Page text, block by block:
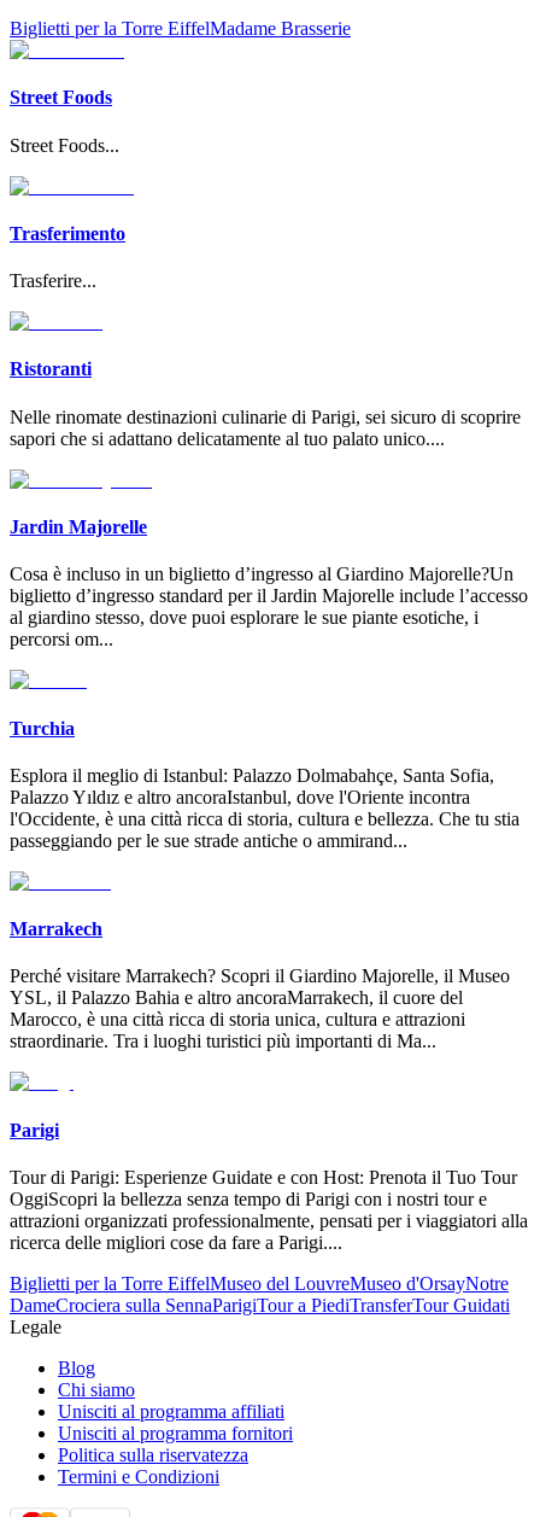
Biglietti per la Torre EiffelMadame Brasserie
Street Foods
Street Foods...
Trasferimento
Trasferire...
Ristoranti
Nelle rinomate destinazioni culinarie di Parigi, sei sicuro di scoprire
sapori che si adattano delicatamente al tuo palato unico....
Jardin Majorelle
Cosa è incluso in un biglietto d’ingresso al Giardino Majorelle?Un
biglietto d’ingresso standard per il Jardin Majorelle include l’accesso
al giardino stesso, dove puoi esplorare le sue piante esotiche, i
percorsi om...
Turchia
Esplora il meglio di Istanbul: Palazzo Dolmabahçe, Santa Sofia,
Palazzo Yıldız e altro ancoraIstanbul, dove l'Oriente incontra
l'Occidente, è una città ricca di storia, cultura e bellezza. Che tu stia
passeggiando per le sue strade antiche o ammirand...
Marrakech
​Perché visitare Marrakech? Scopri il Giardino Majorelle, il Museo
YSL, il Palazzo Bahia e altro ancoraMarrakech, il cuore del
Marocco, è una città ricca di storia unica, cultura e attrazioni
straordinarie. Tra i luoghi turistici più importanti di Ma...
Parigi
Tour di Parigi: Esperienze Guidate e con Host: Prenota il Tuo Tour
OggiScopri la bellezza senza tempo di Parigi con i nostri tour e
attrazioni organizzati professionalmente, pensati per i viaggiatori alla
ricerca delle migliori cose da fare a Parigi....
Biglietti per la Torre EiffelMuseo del LouvreMuseo d'OrsayNotre
DameCrociera sulla SennaParigiTour a PiediTransferTour Guidati
Legale
Blog
Chi siamo
Unisciti al programma affiliati
Unisciti al programma fornitori
Politica sulla riservatezza
Termini e Condizioni